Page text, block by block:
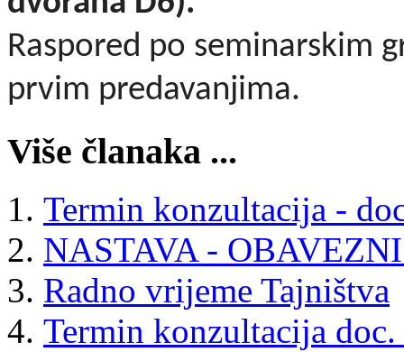
Raspored po seminarskim
prvim predavanjima.
Više članaka ...
Termin konzultacija -
NASTAVA -
Radno vrijeme Tajništva
Termin konzultacija